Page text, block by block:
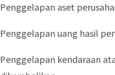
Penggelapan aset
Penggelapan uang hasil
Penggelapan kendaraan